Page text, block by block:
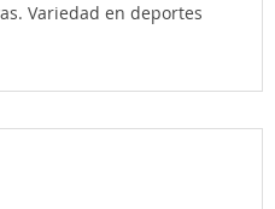
Variedad en deportes